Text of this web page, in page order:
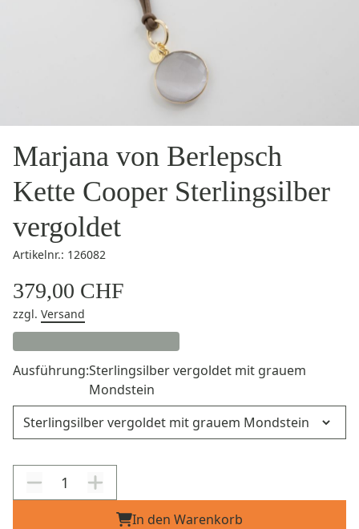
Marjana von Berlepsch
Kette Cooper Sterlingsilber
vergoldet
Artikelnr.: 126082
379,00 CHF
zzgl. Versand
Ausführung:Sterlingsilber vergoldet mit grauem
Mondstein
In den Warenkorb